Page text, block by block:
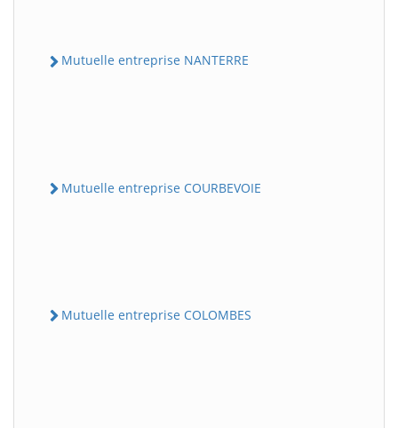
Mutuelle entreprise NANTERRE
Mutuelle entreprise COURBEVOIE
Mutuelle entreprise COLOMBES